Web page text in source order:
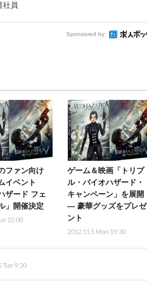
社員
Sponsored by
ファン向け
イベント
ザード フェ
」開催決定
15:00
ゲーム＆映画「トリプ
ル・バイオハザード・
キャンペーン」を展開
― 豪華グッズをプレゼ
ント
2012.11.5 Mon 19:30
Tue 9:30